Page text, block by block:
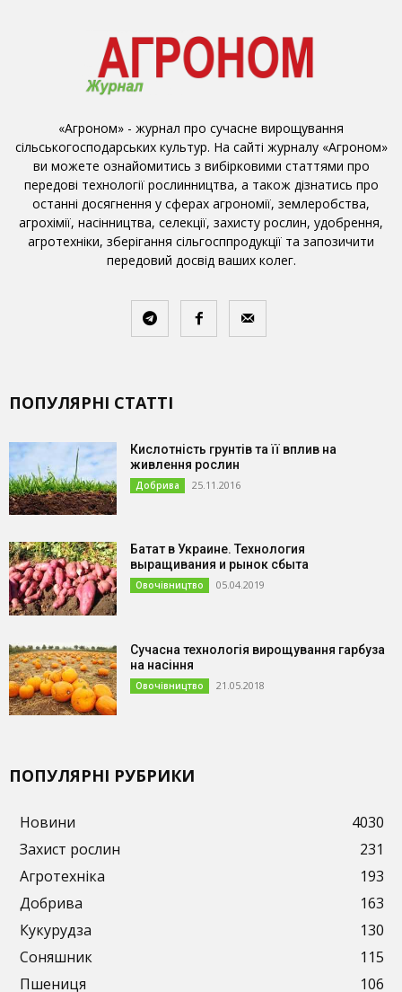
«Агроном» - журнал про сучасне вирощування
сільськогосподарських культур. На сайті журналу «Агроном»
ви можете ознайомитись з вибірковими статтями про
передові технології рослинництва, а також дізнатись про
останні досягнення у сферах агрономії, землеробства,
агрохімії, насінництва, селекції, захисту рослин, удобрення,
агротехніки, зберігання сільгосппродукції та запозичити
передовий досвід ваших колег.
ПОПУЛЯРНІ СТАТТІ
Кислотність грунтів та її вплив на
живлення рослин
Добрива 25.11.2016
Батат в Украине. Технология
выращивания и рынок сбыта
Овочівництво 05.04.2019
Сучасна технологія вирощування гарбуза
на насіння
Овочівництво 21.05.2018
ПОПУЛЯРНІ РУБРИКИ
Новини
4030
Захист рослин
231
Агротехніка
193
Добрива
163
Кукурудза
130
Соняшник
115
Пшениця
106